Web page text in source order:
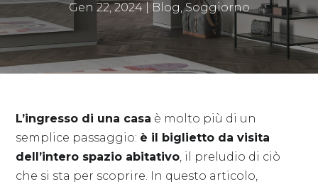
Gen 22, 2024| Blog,Soggiorno
L’ingresso di una casa è molto più di un
semplice passaggio: è il biglietto da visita
dell’intero spazio abitativo, il preludio di ciò
che si sta per scoprire. In questo articolo,